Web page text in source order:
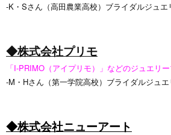
-K・Sさん（高田農業高校）ブライダルジュエ
◆株式会社プリモ
「I-PRIMO（アイプリモ）」などのジュエリ
-M・Hさん（第一学院高校）ブライダルジュ
◆株式会社ニューアート